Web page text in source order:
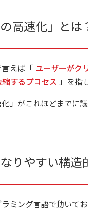
高速化」とは
えば「 ユーザーがク
するプロセス 」を指
」がこれほどまでに
りやすい構造
ミング言語で動いて